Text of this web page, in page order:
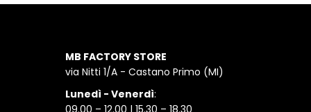
MB FACTORY STORE
via Nitti 1/A - Castano Primo (MI)
Lunedì - Venerdì: